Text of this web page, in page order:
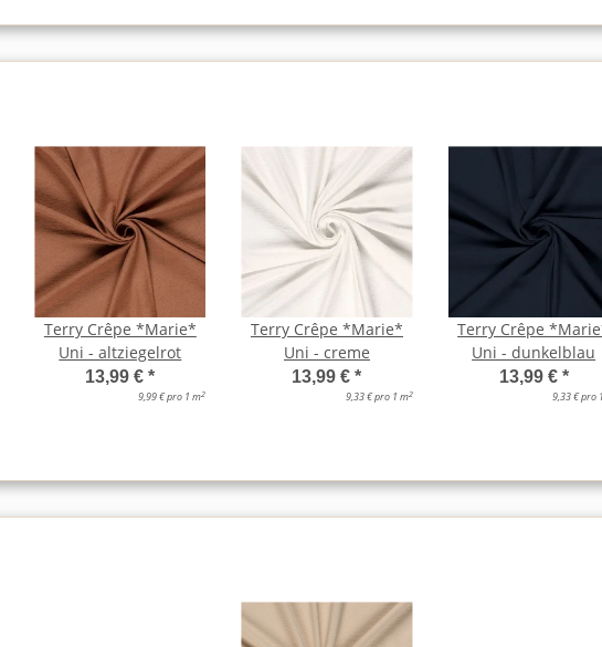
Terry Crêpe *Marie*
Uni - altziegelrot
13,99 €*
9,99 € pro 1 m2
Terry Crêpe *Marie*
Uni - creme
13,99 €*
9,33 € pro 1 m2
Terry Crêpe
Uni - dunkelblau
13,99 € *
9,33 € pro